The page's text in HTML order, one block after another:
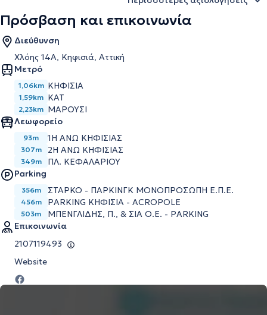
Πρόσβαση και επικοινωνία
Διεύθυνση
Χλόης 14Α, Κηφισιά, Αττική
Μετρό
1,06km ΚΗΦΙΣΙΑ
1,59km ΚΑΤ
2,23km ΜΑΡΟΥΣΙ
Λεωφορείο
93m 1Η ΑΝΩ ΚΗΦΙΣΙΑΣ
307m 2Η ΑΝΩ ΚΗΦΙΣΙΑΣ
349m
ΠΛ. ΚΕΦΑΛΑΡΙΟΥ
Parking
356m ΣΤΑΡΚΟ - ΠΑΡΚΙΝΓΚ ΜΟΝΟΠΡΟΣΩΠΗ Ε.Π.Ε.
456m PARKING ΚΗΦΙΣΙΑ - ACROPOLE
503m
ΜΠΕΝΓΛΙΔΗΣ, Π., & ΣΙΑ Ο.Ε. - PARKING
Επικοινωνία
2107119493
Website